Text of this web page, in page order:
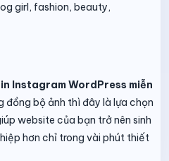
girl, fashion, beauty,
Instagram WordPress miễn
đồng bộ ảnh thì đây là lựa chọn
website của bạn trở nên sinh
hơn chỉ trong vài phút thiết